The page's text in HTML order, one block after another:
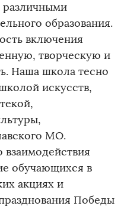
различными
образования.
включения
творческую и
Наша школа тесно
искусств,
МО.
взаимодействия
обучающихся в
акциях и
Победы